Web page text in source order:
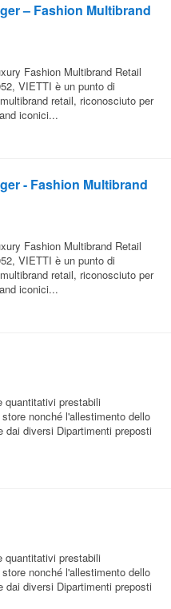
– Fashion Multibrand
Fashion Multibrand Retail
VIETTI è un punto di
retail, riconosciuto per
iconici...
- Fashion Multibrand
Fashion Multibrand Retail
VIETTI è un punto di
retail, riconosciuto per
iconici...
quantitativi prestabili
nonché l'allestimento dello
diversi Dipartimenti preposti
quantitativi prestabili
nonché l'allestimento dello
diversi Dipartimenti preposti